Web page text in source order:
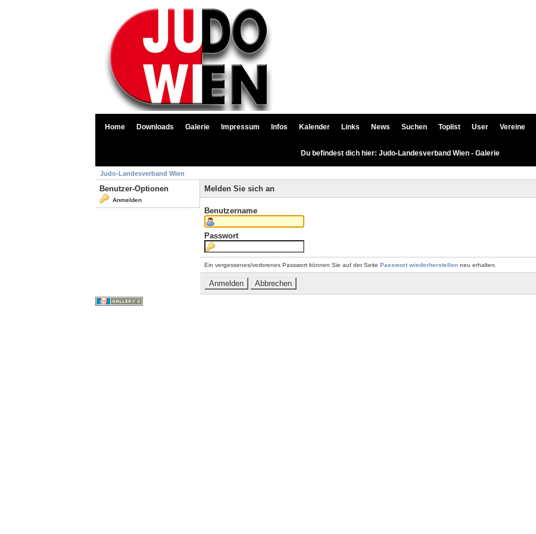
Home Downloads Galerie Impressum Infos Kalender Links News Suchen Toplist User Vereine
Du befindest dich hier: Judo-Landesverband Wien - Galerie
Judo-Landesverband Wien
Benutzer-Optionen
Anmelden
Melden Sie sich an
Benutzername
Passwort
Ein vergessenes/verlorenes Passwort können Sie auf der Seite Passwort wiederherstellen neu erhalten.